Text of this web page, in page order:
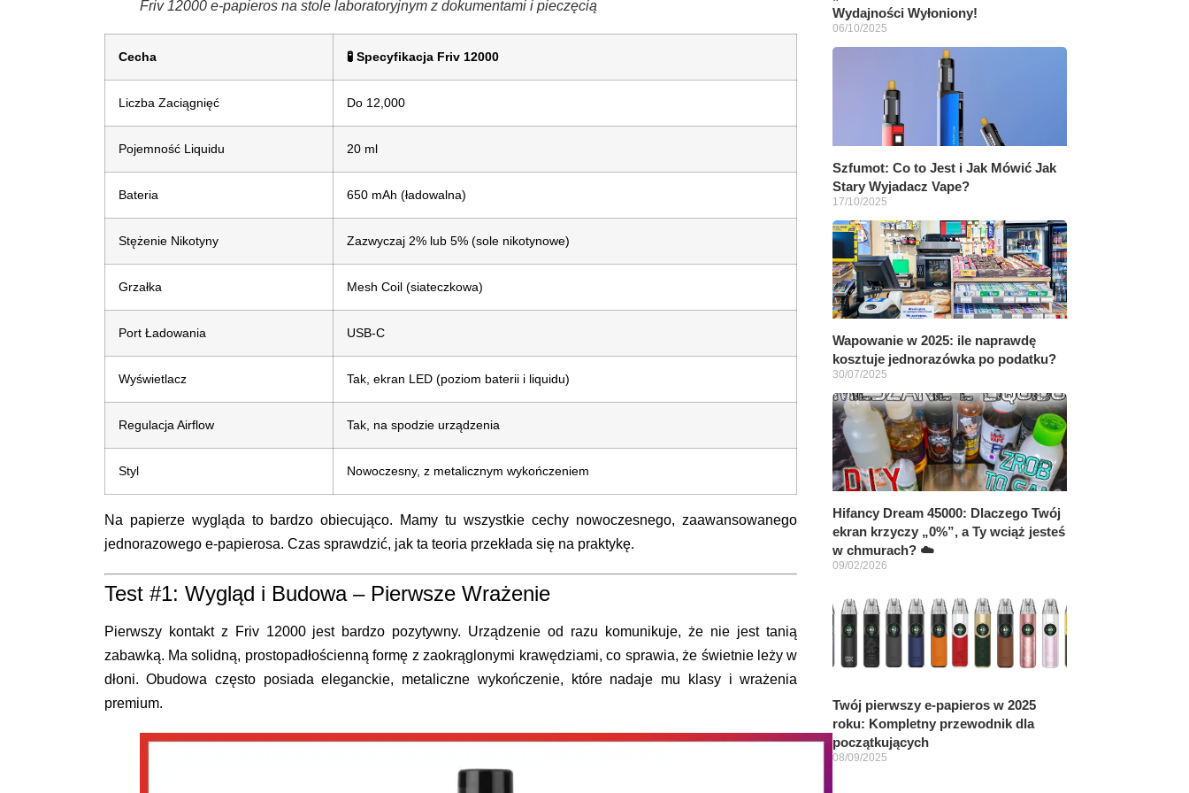
Wydajności Wyłoniony!
06/10/2025
Szfumot: Co to Jest i Jak Mówić Jak
Stary Wyjadacz Vape?
17/10/2025
Wapowanie w 2025: ile naprawdę
kosztuje jednorazówka po podatku?
30/07/2025
Hifancy Dream 45000: Dlaczego Twój
ekran krzyczy „0%”, a Ty wciąż jesteś
w chmurach? ☁️
09/02/2026
Twój pierwszy e-papieros w 2025
roku: Kompletny przewodnik dla
początkujących
08/09/2025
Friv 12000 e-papieros na stole laboratoryjnym z dokumentami i pieczęcią
Cecha 🧪 Specyfikacja Friv 12000
Liczba Zaciągnięć Do 12,000
Pojemność Liquidu 20 ml
Bateria 650 mAh (ładowalna)
Stężenie Nikotyny Zazwyczaj 2% lub 5% (sole nikotynowe)
Grzałka Mesh Coil (siateczkowa)
Port Ładowania USB-C
Wyświetlacz Tak, ekran LED (poziom baterii i liquidu)
Regulacja Airflow Tak, na spodzie urządzenia
Styl Nowoczesny, z metalicznym wykończeniem
Na papierze wygląda to bardzo obiecująco. Mamy tu wszystkie cechy nowoczesnego, zaawansowanego
jednorazowego e-papierosa. Czas sprawdzić, jak ta teoria przekłada się na praktykę.
Test #1: Wygląd i Budowa – Pierwsze Wrażenie
Pierwszy kontakt z Friv 12000 jest bardzo pozytywny. Urządzenie od razu komunikuje, że nie jest tanią
zabawką. Ma solidną, prostopadłościenną formę z zaokrąglonymi krawędziami, co sprawia, że świetnie leży w
dłoni. Obudowa często posiada eleganckie, metaliczne wykończenie, które nadaje mu klasy i wrażenia
premium.